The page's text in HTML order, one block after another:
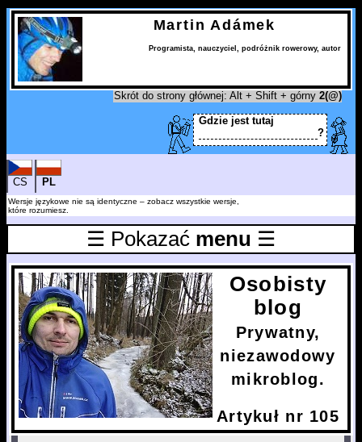
Martin Adámek
Programista, nauczyciel podróżnik rowerowy, autor
Skrót do strony głównej: Alt + Shift + górny 2(@)
Gdzie jest tutaj
?
CS PL
Wersje językowe nie są identyczne – zobacz wszystkie wersje,
które rozumiesz.
☰ Pokazać menu ☰
Osobisty
blog
Prywatny,
niezawodowy
mikroblog.
Artykuł nr 105